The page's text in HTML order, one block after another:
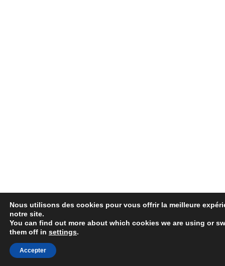
Nous utilisons des cookies pour vous offrir la meilleure
notre site.
You can find out more about which cookies we are using or
them off in settings.
Accepter